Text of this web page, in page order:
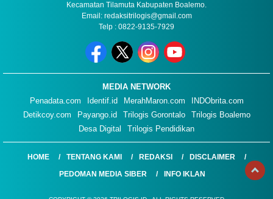
Kecamatan Tilamuta Kabupaten Boalemo.
Email: redaksitrilogis@gmail.com
Telp : 0822-9135-7929
MEDIA NETWORK
Penadata.com
Identif.id MerahMaron.com
INDObrita.com
Detikcoy.com
Payango.id Trilogis Gorontalo
Trilogis Boalemo
Desa Digital
Trilogis Pendidikan
HOME TENTANG KAMI REDAKSI
DISCLAIMER
PEDOMAN MEDIA SIBER
INFO IKLAN